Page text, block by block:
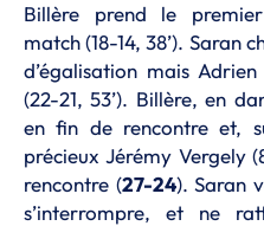
Billère prend le
match (18-14, 38’). Saran
d’égalisation mais
(22-21, 53’). Billère, en
en fin de rencontre et,
précieux Jérémy Vergely
rencontre (27-24). Saran
s’interrompre, et ne